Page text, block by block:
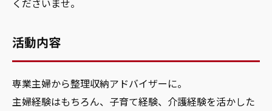
活動内容
専業主婦から整理収納アドバイザーに。
主婦経験はもちろん、子育て経験、介護経験を活かした